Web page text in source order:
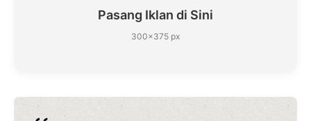
Pasang Iklan di Sini
300×375 px